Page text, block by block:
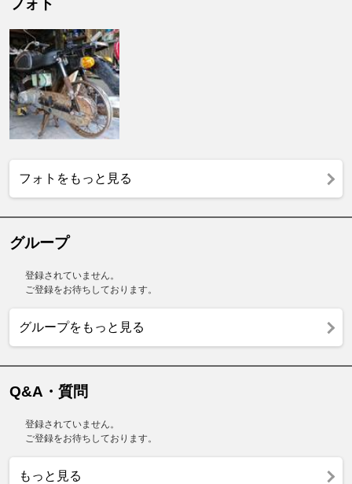
フォト
フォトをもっと見る
グループ
登録されていません。
ご登録をお待ちしております。
グループをもっと見る
Q&A・質問
登録されていません。
ご登録をお待ちしております。
もっと見る